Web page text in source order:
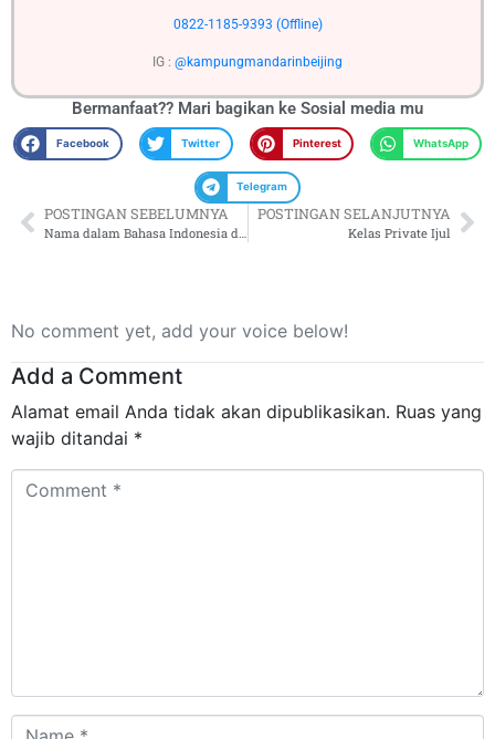
0822-1185-9393 (Offline)
IG : @kampungmandarinbeijing
Bermanfaat?? Mari bagikan ke Sosial media mu
Facebook Twitter Pinterest WhatsApp
Telegram
POSTINGAN SEBELUMNYA POSTINGAN SELANJUTNYA
Kelas Private Ijul
No comment yet, add your voice below!
Add a Comment
Alamat email Anda tidak akan dipublikasikan. Ruas yang
wajib ditandai *
Comment
Name